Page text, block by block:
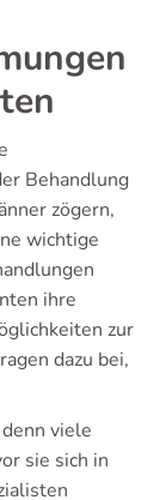
Behandlung
zögern,
wichtige
ihre
zur
dazu bei,
viele
sie sich in